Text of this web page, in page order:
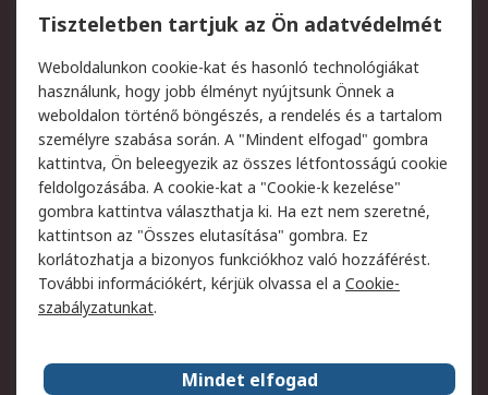
Regisztráció
Szállítás
Termékvisszaküldés
Szolgáltatások
Jogi
Adatvédelmi
szabályzat
Az RS értékesítési
feltételei
Cookie szabályzat
Email biztonság
Webhelyre vonatkozó
feltételek
Weboldal felhasználói
szabályzata
Képviseletek
Tiszteletben tartjuk az Ön adatvédelmét
Weboldalunkon cookie-kat és hasonló technológiákat
használunk, hogy jobb élményt nyújtsunk Önnek a
weboldalon történő böngészés, a rendelés és a tartalom
személyre szabása során. A "Mindent elfogad" gombra
kattintva, Ön beleegyezik az összes létfontosságú cookie
feldolgozásába. A cookie-kat a "Cookie-k kezelése"
gombra kattintva választhatja ki. Ha ezt nem szeretné,
kattintson az "Összes elutasítása" gombra. Ez
korlátozhatja a bizonyos funkciókhoz való hozzáférést.
További információkért, kérjük olvassa el a Cookie-
szabályzatunkat.
Mindet elfogad